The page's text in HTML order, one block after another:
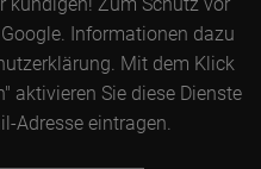
Informationen dazu
Mit dem Klick
aktivieren Sie diese Dienste
Adresse eintragen.